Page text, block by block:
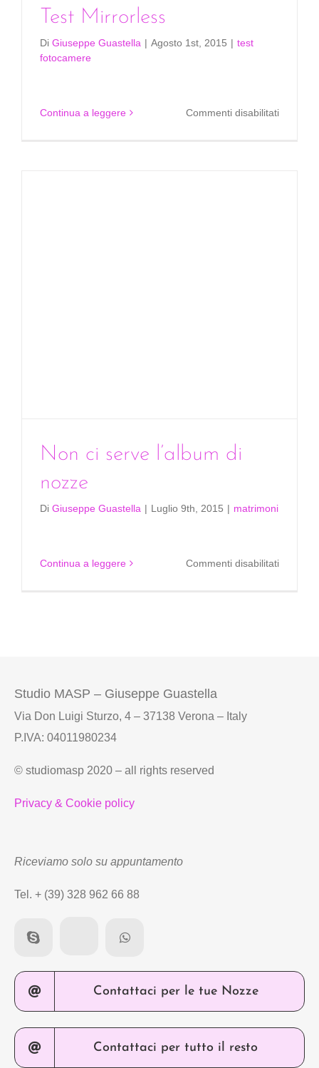
Test Mirrorless
Di Giuseppe Guastella | Agosto 1st, 2015 | test
fotocamere
Continua a leggere Commenti disabilitatisu
Non ci serve l’album di
nozze
Di Giuseppe Guastella | Luglio 9th, 2015 | matrimoni
Continua a leggere Commenti disabilitatisu
Studio MASP – Giuseppe Guastella
Via Don Luigi Sturzo, 4 – 37138 Verona – Italy
P.IVA: 04011980234
© studiomasp 2020 – all rights reserved
Privacy & Cookie policy
Riceviamo solo su appuntamento
Tel. + (39) 328 962 66 88
Contattaci per le tue Nozze
Contattaci per tutto il resto